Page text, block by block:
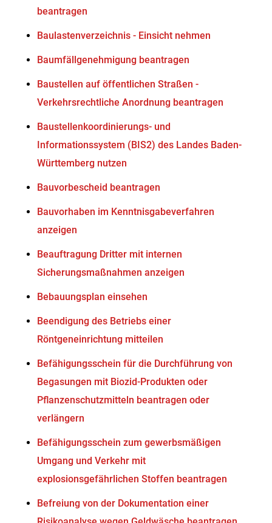
beantragen
Baulastenverzeichnis - Einsicht nehmen
Baumfällgenehmigung beantragen
Baustellen auf öffentlichen Straßen -
Verkehrsrechtliche Anordnung beantragen
Baustellenkoordinierungs- und
Informationssystem (BIS2) des Landes Baden-
Württemberg nutzen
Bauvorbescheid beantragen
Bauvorhaben im Kenntnisgabeverfahren
anzeigen
Beauftragung Dritter mit internen
Sicherungsmaßnahmen anzeigen
Bebauungsplan einsehen
Beendigung des Betriebs einer
Röntgeneinrichtung mitteilen
Befähigungsschein für die Durchführung von
Begasungen mit Biozid-Produkten oder
Pflanzenschutzmitteln beantragen oder
verlängern
Befähigungsschein zum gewerbsmäßigen
Umgang und Verkehr mit
explosionsgefährlichen Stoffen beantragen
Befreiung von der Dokumentation einer